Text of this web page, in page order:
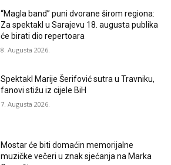
“Magla band” puni dvorane širom regiona:
Za spektakl u Sarajevu 18. augusta publika
će birati dio repertoara
8. Augusta 2026.
Spektakl Marije Šerifović sutra u Travniku,
fanovi stižu iz cijele BiH
7. Augusta 2026.
Mostar će biti domaćin memorijalne
muzičke večeri u znak sjećanja na Marka